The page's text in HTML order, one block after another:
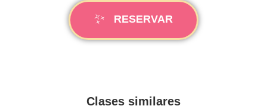
RESERVAR
Clases similares